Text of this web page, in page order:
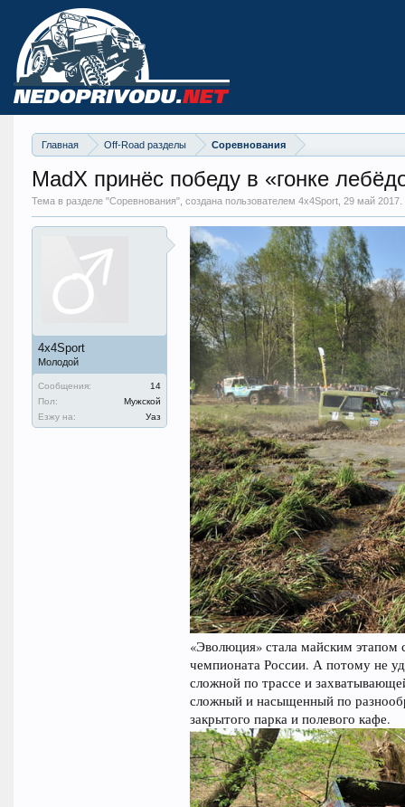
Главная Off-Road разделы Соревнования
MadX принёс победу в «гонке
Тема в разделе "Соревнования", создана пользователем 4x4Sport, 29 май 2017.
4x4Sport
Молодой
Сообщения:
14
Пол:
Мужской
Езжу на:
Уаз
«Эволюция» стала майским
чемпионата России. А потому не
сложной по трассе и
сложный и насыщенный по
закрытого парка и полевого кафе.